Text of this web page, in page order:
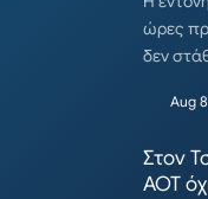
ώρες
δεν
Aug 8
Στον
ΑΟΤ